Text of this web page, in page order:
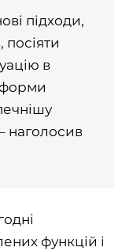
підходи,
посіяти
в
наголосив
функцій і